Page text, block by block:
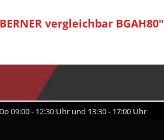
vergleichbar BGAH80"
09:00 - 12:30 Uhr und 13:30 - 17:00 Uhr